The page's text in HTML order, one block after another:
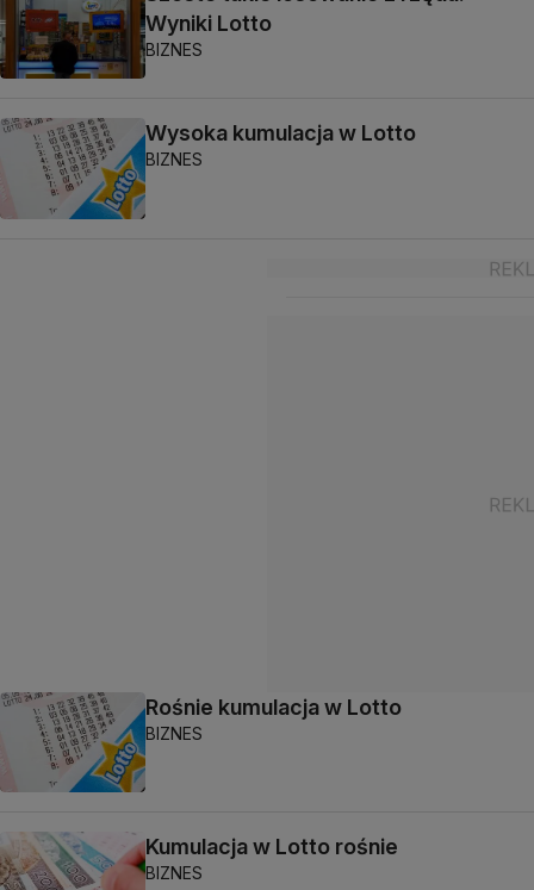
Wyniki Lotto
BIZNES
Wysoka kumulacja w Lotto
BIZNES
Rośnie kumulacja w Lotto
BIZNES
Kumulacja w Lotto rośnie
BIZNES